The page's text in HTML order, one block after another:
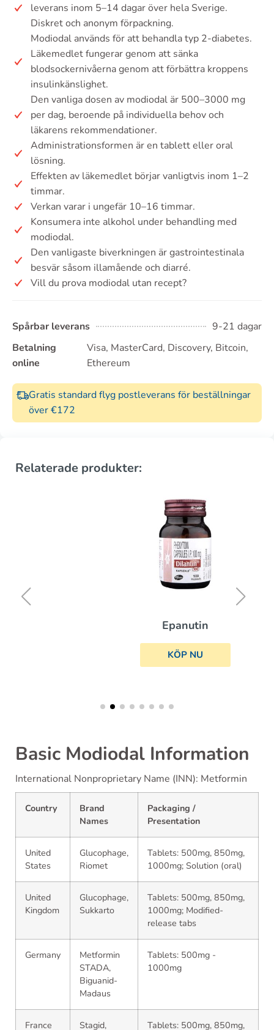
leverans inom 5–14 dagar över hela Sverige.
Diskret och anonym förpackning.
Modiodal används för att behandla typ 2-diabetes.
Läkemedlet fungerar genom att sänka
blodsockernivåerna genom att förbättra kroppens
insulinkänslighet.
Den vanliga dosen av modiodal är 500–3000 mg
per dag, beroende på individuella behov och
läkarens rekommendationer.
Administrationsformen är en tablett eller oral
lösning.
Effekten av läkemedlet börjar vanligtvis inom 1–2
timmar.
Verkan varar i ungefär 10–16 timmar.
Konsumera inte alkohol under behandling med
modiodal.
Den vanligaste biverkningen är gastrointestinala
besvär såsom illamående och diarré.
Vill du prova modiodal utan recept?
Spårbar leverans
9-21 dagar
Betalning
online
Visa, MasterCard, Discovery, Bitcoin,
Ethereum
Gratis standard flyg postleverans för beställningar
över €172
Relaterade produkter:
Basic Modiodal Information
International Nonproprietary Name (INN): Metformin
Country
Brand
Names
Packaging /
Presentation
United
States
Glucophage,
Riomet
Tablets: 500mg, 850mg,
1000mg; Solution (oral)
United
Kingdom
Glucophage,
Sukkarto
Tablets: 500mg, 850mg,
1000mg; Modified-
release tabs
Germany
Metformin
STADA,
Biguanid-
Madaus
Tablets: 500mg -
1000mg
France Stagid, Tablets: 500mg, 850mg,